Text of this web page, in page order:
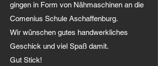
gingen in Form von Nähmaschinen an die
Comenius Schule Aschaffenburg.
Wir wünschen gutes handwerkliches
Geschick und viel Spaß damit.
Gut Stick!